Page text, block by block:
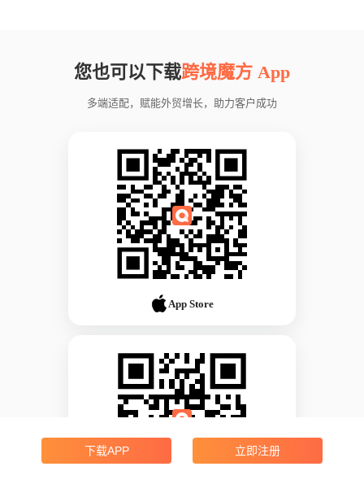
您也可以下载跨境魔方 App
多端适配，赋能外贸增长，助力客户成功
App Store
下载APP 立即注册